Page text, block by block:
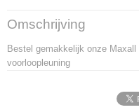
Productcode
LBS - MS54
EAN code
8719874601221
Omschrijving
Bestel gemakkelijk onze
voorloopleuning